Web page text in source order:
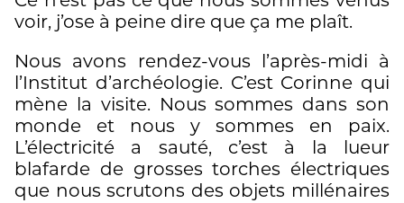
voir, j’ose à peine dire que ça me plaît.
Nous avons rendez-vous l’après-midi à
l’Institut d’archéologie. C’est Corinne qui
mène la visite. Nous sommes dans son
monde et nous y sommes en paix.
L’électricité a sauté, c’est à la lueur
blafarde de grosses torches électriques
que nous scrutons des objets millénaires